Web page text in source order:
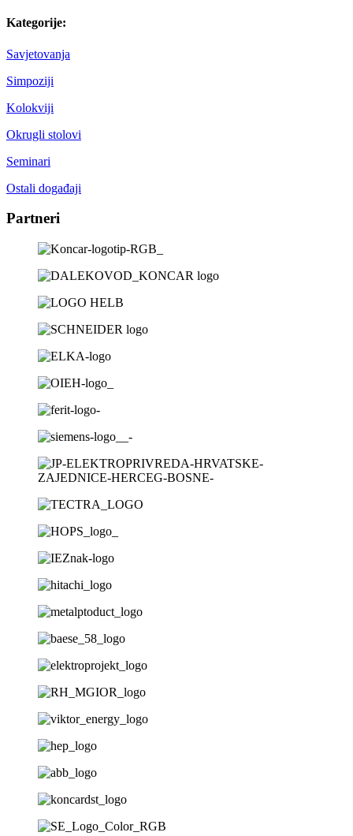
Kategorije:
Savjetovanja
Simpoziji
Kolokviji
Okrugli stolovi
Seminari
Ostali događaji
Partneri